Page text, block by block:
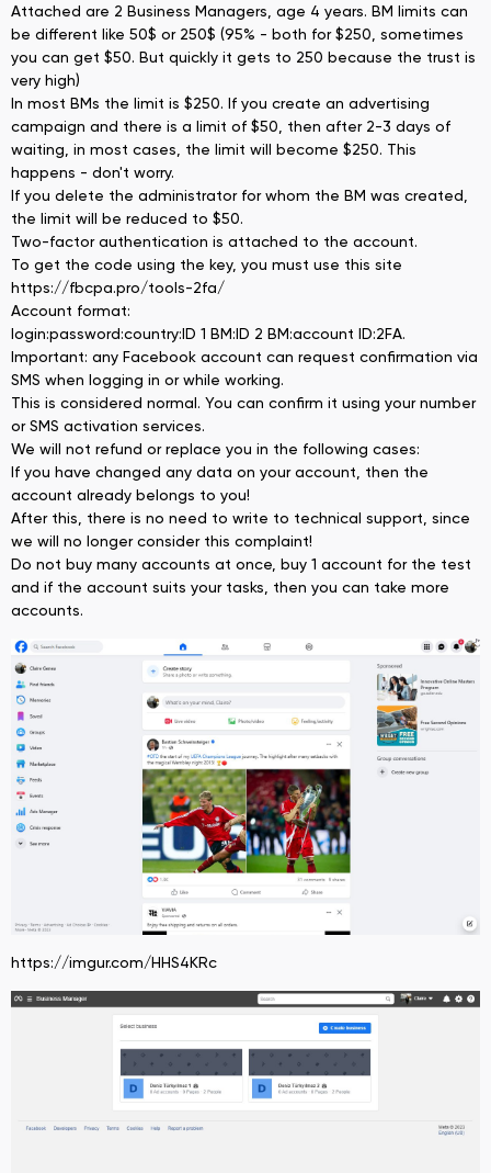
Attached are 2 Business Managers, age 4 years. BM limits can
be different like 50$ or 250$ (95% - both for $250, sometimes
you can get $50. But quickly it gets to 250 because the trust is
very high)
In most BMs the limit is $250. If you create an advertising
campaign and there is a limit of $50, then after 2-3 days of
waiting, in most cases, the limit will become $250. This
happens - don't worry.
If you delete the administrator for whom the BM was created,
the limit will be reduced to $50.
Two-factor authentication is attached to the account.
To get the code using the key, you must use this site
https://fbcpa.pro/tools-2fa/
Account format:
login:password:country:ID 1 BM:ID 2 BM:account ID:2FA.
Important: any Facebook account can request confirmation via
SMS when logging in or while working.
This is considered normal. You can confirm it using your number
or SMS activation services.
We will not refund or replace you in the following cases:
If you have changed any data on your account, then the
account already belongs to you!
After this, there is no need to write to technical support, since
we will no longer consider this complaint!
Do not buy many accounts at once, buy 1 account for the test
and if the account suits your tasks, then you can take more
accounts.
https://imgur.com/HHS4KRc